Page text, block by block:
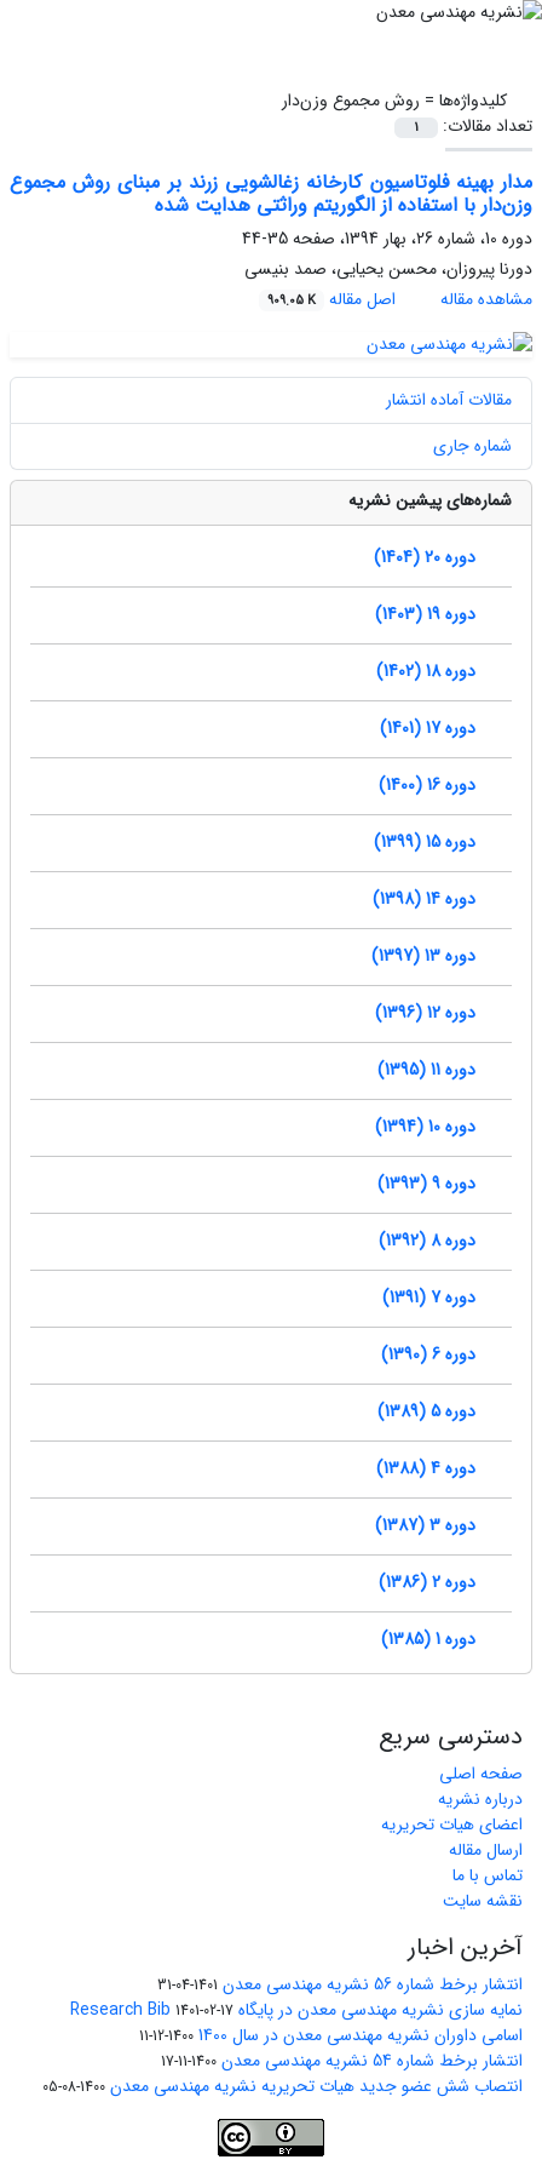
کلیدواژه‌ها = روش مجموع وزن‌دار
تعداد مقالات:
1
مدار بهینه فلوتاسیون کارخانه زغالشویی زرند بر مبنای روش مجموع
وزن‌دار با استفاده از الگوریتم وراثتی هدایت شده
دوره 10، شماره 26، بهار 1394، صفحه
35-44
دورنا پیروزان، محسن یحیایی، صمد بنیسی
مشاهده مقاله
اصل مقاله 909.05 K
مقالات آماده انتشار
شماره جاری
شماره‌های پیشین نشریه
دوره 20 (1404)
دوره 19 (1403)
دوره 18 (1402)
دوره 17 (1401)
دوره 16 (1400)
دوره 15 (1399)
دوره 14 (1398)
دوره 13 (1397)
دوره 12 (1396)
دوره 11 (1395)
دوره 10 (1394)
دوره 9 (1393)
دوره 8 (1392)
دوره 7 (1391)
دوره 6 (1390)
دوره 5 (1389)
دوره 4 (1388)
دوره 3 (1387)
دوره 2 (1386)
دوره 1 (1385)
دسترسی سریع
صفحه اصلی
درباره نشریه
اعضای هیات تحریریه
ارسال مقاله
تماس با ما
نقشه سایت
آخرین اخبار
انتشار برخط شماره 56 نشریه مهندسی معدن 1401-04-31
نمایه سازی نشریه مهندسی معدن در پایگاه Research Bib 1401-02-17
اسامی داوران نشریه مهندسی معدن در سال 1400 1400-12-11
انتشار برخط شماره 54 نشریه مهندسی معدن 1400-11-17
انتصاب شش عضو جدید هیات تحریریه نشریه مهندسی معدن 1400-08-05